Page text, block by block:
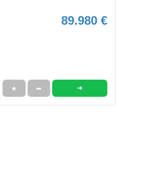
89.980 €
★ ➦ ➜